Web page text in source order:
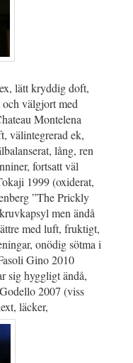
lätt kryddig doft,
välgjort med
Montelena
välintegrerad ek,
lång, ren
fortsatt väl
1999 (oxiderat,
”The Prickly
men ändå
med luft, fruktigt,
onödig sötma i
Gino 2010
sig hyggligt ändå,
2007 (viss
läcker,